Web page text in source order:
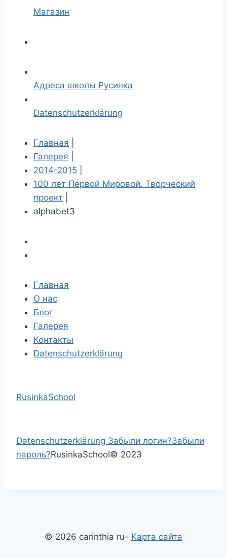
Магазин
Адреса школы Русинка
Datenschutzerklärung
Главная
Галерея
2014-2015
100 лет Первой Мировой. Творческий
проект
alphabet3
Главная
О нас
Блог
Галерея
Контакты
Datenschutzerklärung
RusinkaSchool
Datenschutzerklärung Забыли логин?Забыли
пароль?RusinkaSchool© 2023
© 2026 carinthia ru- Карта сайта